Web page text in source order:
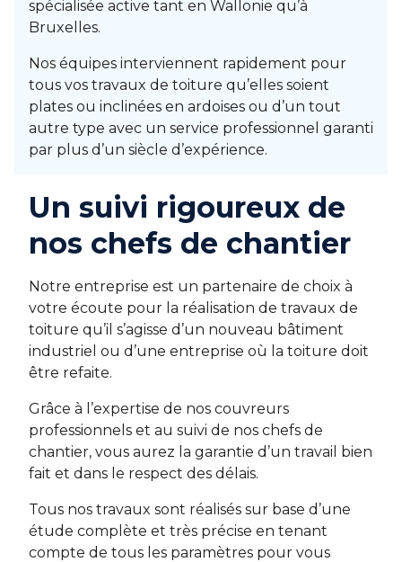
spécialisée active tant en Wallonie qu’à
Bruxelles.
Nos équipes interviennent rapidement pour
tous vos travaux de toiture qu’elles soient
plates ou inclinées en ardoises ou d’un tout
autre type avec un service professionnel garanti
par plus d’un siècle d’expérience.
Un suivi rigoureux de
nos chefs de chantier
Notre entreprise est un partenaire de choix à
votre écoute pour la réalisation de travaux de
toiture qu’il s’agisse d’un nouveau bâtiment
industriel ou d’une entreprise où la toiture doit
être refaite.
Grâce à l’expertise de nos couvreurs
professionnels et au suivi de nos chefs de
chantier, vous aurez la garantie d’un travail bien
fait et dans le respect des délais.
Tous nos travaux sont réalisés sur base d’une
étude complète et très précise en tenant
compte de tous les paramètres pour vous